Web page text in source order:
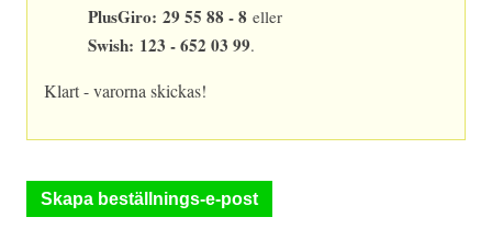
PlusGiro: 29 55 88 - 8 eller
Swish: 123 - 652 03 99.
Klart - varorna skickas!
Skapa beställnings-e-post